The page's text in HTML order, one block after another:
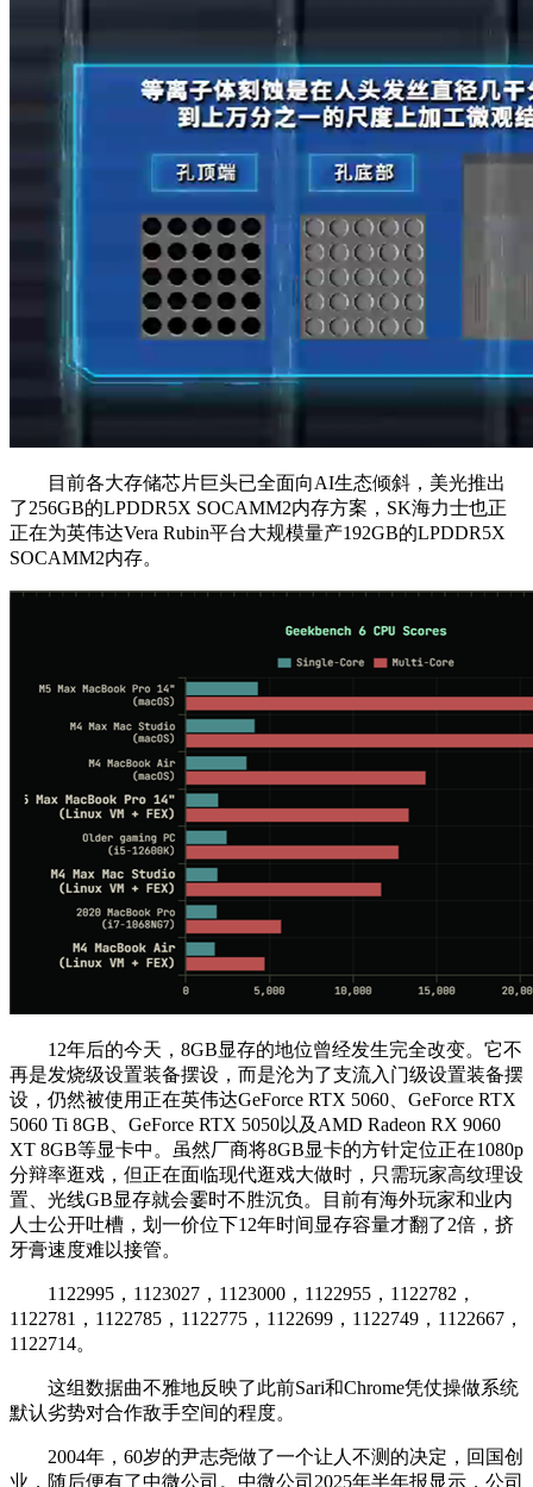
目前各大存储芯片巨头已全面向AI生态倾斜，美光推出
了256GB的LPDDR5X SOCAMM2内存方案，SK海力士也正
正在为英伟达Vera Rubin平台大规模量产192GB的LPDDR5X
SOCAMM2内存。
12年后的今天，8GB显存的地位曾经发生完全改变。它不
再是发烧级设置装备摆设，而是沦为了支流入门级设置装备摆
设，仍然被使用正在英伟达GeForce RTX 5060、GeForce RTX
5060 Ti 8GB、GeForce RTX 5050以及AMD Radeon RX 9060
XT 8GB等显卡中。虽然厂商将8GB显卡的方针定位正在1080p
分辩率逛戏，但正在面临现代逛戏大做时，只需玩家高纹理设
置、光线GB显存就会霎时不胜沉负。目前有海外玩家和业内
人士公开吐槽，划一价位下12年时间显存容量才翻了2倍，挤
牙膏速度难以接管。
1122995，1123027，1123000，1122955，1122782，
1122781，1122785，1122775，1122699，1122749，1122667，
1122714。
这组数据曲不雅地反映了此前Sari和Chrome凭仗操做系统
默认劣势对合作敌手空间的程度。
2004年，60岁的尹志尧做了一个让人不测的决定，回国创
业，随后便有了中微公司。中微公司2025年半年报显示，公司